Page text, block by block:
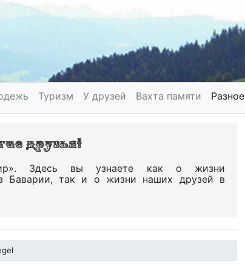
Туризм У друзей Вахта памяти Разное
Здесь вы узнаете как о жизни
Баварии, так и о жизни наших друзей в